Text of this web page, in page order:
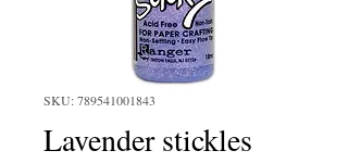
SKU: 789541001843
Lavender stickles